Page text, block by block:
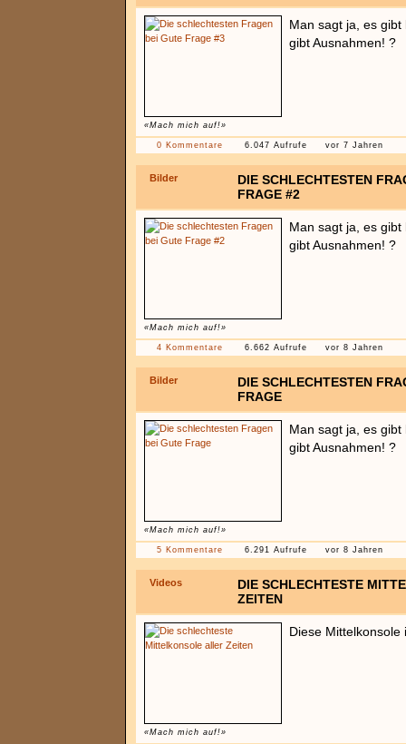
«Mach mich auf!»
Man sagt ja, es
gibt Ausnahmen! ?
0 Kommentare 6.047 Aufrufe vor 7 Jahren
Bilder
DIE SCHLECHTESTEN
FRAGE #2
«Mach mich auf!»
Man sagt ja, es
gibt Ausnahmen! ?
4 Kommentare 6.662 Aufrufe vor 8 Jahren
Bilder
DIE SCHLECHTESTEN
FRAGE
«Mach mich auf!»
Man sagt ja, es
gibt Ausnahmen! ?
5 Kommentare 6.291 Aufrufe vor 8 Jahren
Videos
DIE SCHLECHTESTE
ZEITEN
«Mach mich auf!»
Diese